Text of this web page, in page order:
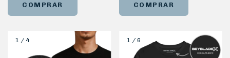
COMPRAR COMPRAR
1 / 4 1/ 6